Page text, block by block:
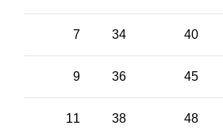
40
34
7
45
36
9
48
38
11